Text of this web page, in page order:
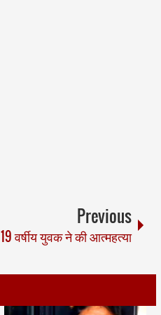
Previous
19 वर्षीय युवक ने की आत्महत्या